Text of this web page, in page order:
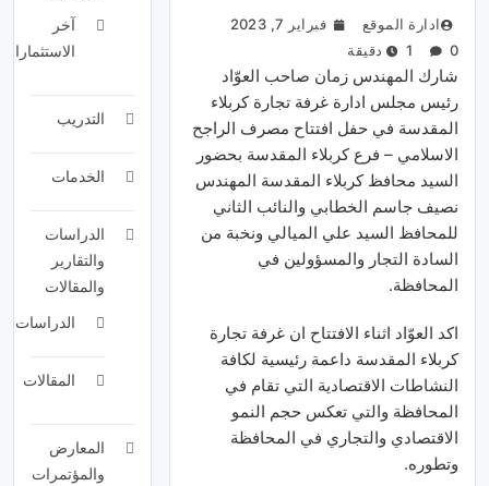
ادارة الموقع
فبراير 7, 2023
0
1 دقيقة
شارك المهندس زمان صاحب العوّاد
رئيس مجلس ادارة غرفة تجارة كربلاء
المقدسة في حفل افتتاح مصرف الراجح
الاسلامي – فرع كربلاء المقدسة بحضور
السيد محافظ كربلاء المقدسة المهندس
نصيف جاسم الخطابي والنائب الثاني
للمحافظ السيد علي الميالي ونخبة من
السادة التجار والمسؤولين في
المحافظة.
اكد العوّاد اثناء الافتتاح ان غرفة تجارة
كربلاء المقدسة داعمة رئيسية لكافة
النشاطات الاقتصادية التي تقام في
المحافظة والتي تعكس حجم النمو
الاقتصادي والتجاري في المحافظة
وتطوره.
آخر
الاستثمارات
التدريب
الخدمات
الدراسات
والتقارير
والمقالات
الدراسات
المقالات
المعارض
والمؤتمرات